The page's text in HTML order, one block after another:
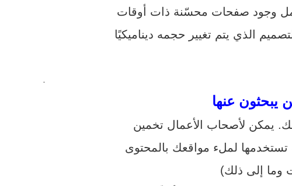
وجود صفحات محسّنة ذات أوقات
الذي يتم تغيير حجمه ديناميكيًا
.
يبحثون عنها
يمكن لأصحاب الأعمال تخمين
لملء مواقعك بالمحتوى